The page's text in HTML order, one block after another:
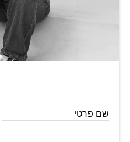
שם פרטי